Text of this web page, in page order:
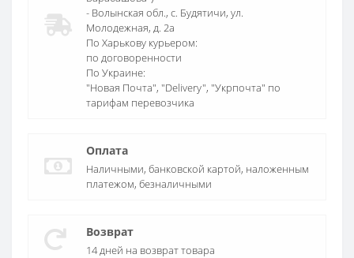
- Волынская обл., c. Будятичи, ул.
Молодежная, д. 2а
По Харькову курьером:
по договоренности
По Украине:
"Новая Почта", "Delivery", "Укрпочта" по
тарифам перевозчика
Оплата
Наличными, банковской картой, наложенным
платежом, безналичными
Возврат
14 дней на возврат товара